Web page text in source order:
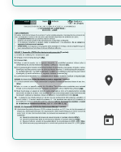



